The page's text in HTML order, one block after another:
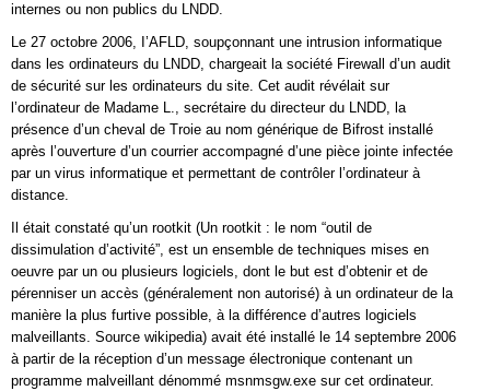
internes ou non publics du LNDD.
Le 27 octobre 2006, I’AFLD, soupçonnant une intrusion informatique
dans les ordinateurs du LNDD, chargeait la société Firewall d’un audit
de sécurité sur les ordinateurs du site. Cet audit révélait sur
l’ordinateur de Madame L., secrétaire du directeur du LNDD, la
présence d’un cheval de Troie au nom générique de Bifrost installé
après l’ouverture d’un courrier accompagné d’une pièce jointe infectée
par un virus informatique et permettant de contrôler l’ordinateur à
distance.
Il était constaté qu’un rootkit (Un rootkit : le nom “outil de
dissimulation d’activité”, est un ensemble de techniques mises en
oeuvre par un ou plusieurs logiciels, dont le but est d’obtenir et de
pérenniser un accès (généralement non autorisé) à un ordinateur de la
manière la plus furtive possible, à la différence d’autres logiciels
malveillants. Source wikipedia) avait été installé le 14 septembre 2006
à partir de la réception d’un message électronique contenant un
programme malveillant dénommé msnmsgw.exe sur cet ordinateur.